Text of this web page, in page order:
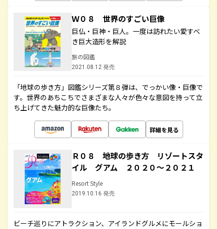
Ｗ０８ 世界のすごい巨像
巨仏・巨神・巨人。一度は訪れたい愛すべ
き巨大造形を解説
旅の図鑑
2021.08.12 発売
「地球の歩き方」図鑑シリーズ第８弾は、でっかい像・巨像で
す。世界のあちこちでさまざまな人々が色々な意図を持って立
ち上げてきた魅力的な巨像たち。
詳細を見る
Ｒ０８ 地球の歩き方 リゾートスタ
イル グアム ２０２０～２０２１
Resort Style
2019.10.16 発売
ビーチ巡りにアトラクション、アイランドグルメにモールショ